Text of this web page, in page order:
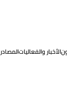
الأخبار والفعالياتالمصادر